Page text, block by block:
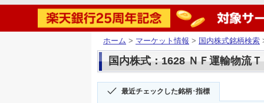
ホーム > マーケット情報 > 国内株式銘柄検索
国内株式：1628 ＮＦ運輸物流
最近チェックした銘柄･指標